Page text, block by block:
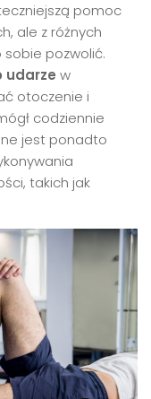
pomoc
ale z różnych
sobie pozwolić.
udarze w
otoczenie i
codziennie
jest ponadto
takich jak